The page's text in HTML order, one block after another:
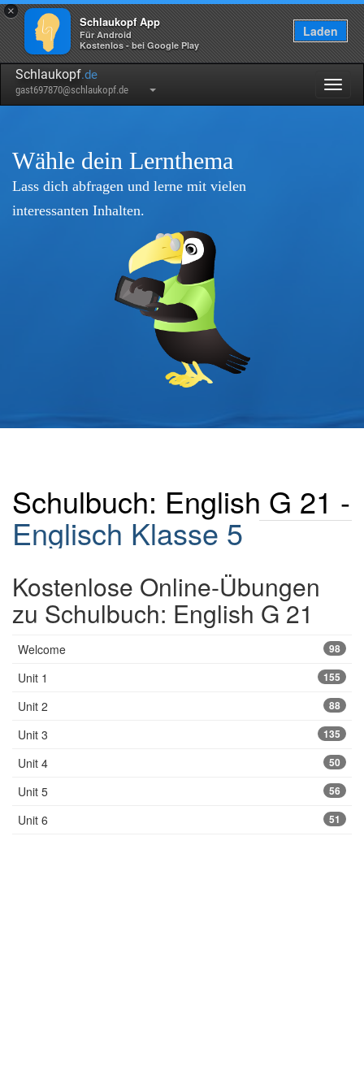
×
Schlaukopf App
Für Android
Kostenlos - bei Google Play
Laden
Schlaukopf.de
gast697870@schlaukopf.de
Wähle dein Lernthema
Lass dich abfragen und lerne mit vielen
interessanten Inhalten.
Schulbuch: English G 21 -
Englisch Klasse 5
Kostenlose Online-Übungen
zu Schulbuch: English G 21
Welcome 98
Unit 1 155
Unit 2 88
Unit 3 135
Unit 4 50
Unit 5 56
Unit 6 51